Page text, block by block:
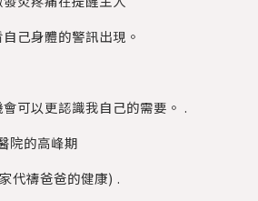
己身體的警訊出現。
可以更認識我自己的需要。 .
院的高峰期
代禱爸爸的健康) .